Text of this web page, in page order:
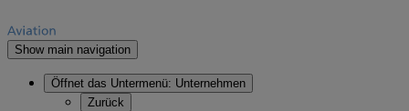
Show main navigation
Öffnet das Untermenü: Unternehmen
Zurück